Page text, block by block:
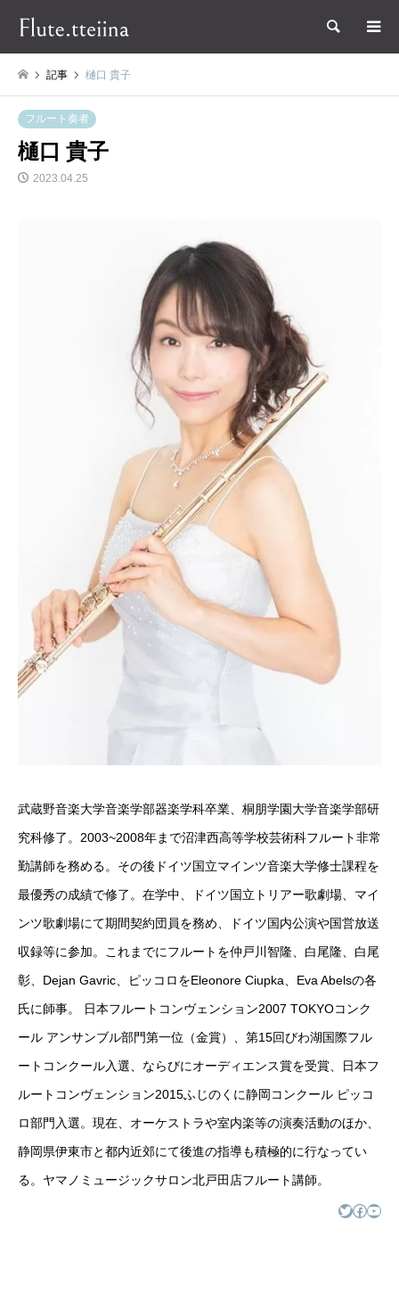
検索
記事 樋口 貴子
フルート奏者
樋口 貴子
2023.04.25
武蔵野音楽大学音楽学部器楽学科卒業、桐朋学園大学音楽学部研
究科修了。2003~2008年まで沼津西高等学校芸術科フルート非常
勤講師を務める。その後ドイツ国立マインツ音楽大学修士課程を
最優秀の成績で修了。在学中、ドイツ国立トリアー歌劇場、マイ
ンツ歌劇場にて期間契約団員を務め、ドイツ国内公演や国営放送
収録等に参加。これまでにフルートを仲戸川智隆、白尾隆、白尾
彰、Dejan Gavric、ピッコロをEleonore Ciupka、Eva Abelsの各
氏に師事。 日本フルートコンヴェンション2007 TOKYOコンク
ール アンサンブル部門第一位（金賞）、第15回びわ湖国際フル
ートコンクール入選、ならびにオーディエンス賞を受賞、日本フ
ルートコンヴェンション2015ふじのくに静岡コンクール ピッコ
ロ部門入選。現在、オーケストラや室内楽等の演奏活動のほか、
静岡県伊東市と都内近郊にて後進の指導も積極的に行なってい
る。ヤマノミュージックサロン北戸田店フルート講師。
Twitter Facebook YouTube